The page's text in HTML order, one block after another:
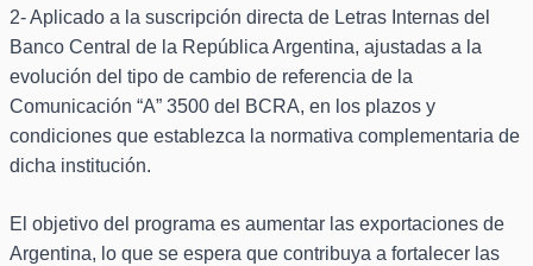
2- Aplicado a la suscripción directa de Letras Internas del
Banco Central de la República Argentina, ajustadas a la
evolución del tipo de cambio de referencia de la
Comunicación “A” 3500 del BCRA, en los plazos y
condiciones que establezca la normativa complementaria de
dicha institución.
El objetivo del programa es aumentar las exportaciones de
Argentina, lo que se espera que contribuya a fortalecer las